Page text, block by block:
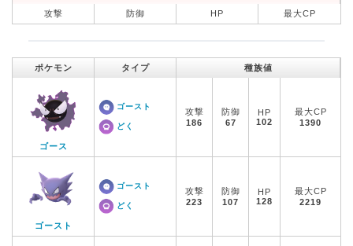
攻撃 防御 HP 最大CP
ポケモン タイプ 種族値
ゴース
ゴースト
どく
攻撃
186
防御
67
HP
102
最大CP
1390
ゴースト
ゴースト
どく
攻撃
223
防御
107
HP
128
最大CP
2219